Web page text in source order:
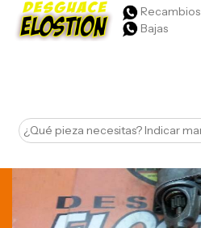
Recambios
Bajas